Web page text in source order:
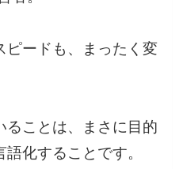
ピードも、まったく変
ることは、まさに目的
化することです。